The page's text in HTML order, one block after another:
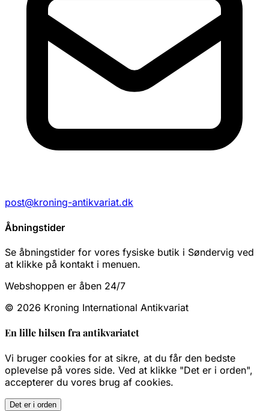
post@kroning-antikvariat.dk
Åbningstider
Se åbningstider for vores fysiske butik i Søndervig ved
at klikke på kontakt i menuen.
Webshoppen er åben 24/7
© 2026 Kroning International Antikvariat
En lille hilsen fra antikvariatet
Vi bruger cookies for at sikre, at du får den bedste
oplevelse på vores side. Ved at klikke "Det er i orden",
accepterer du vores brug af cookies.
Det er i orden